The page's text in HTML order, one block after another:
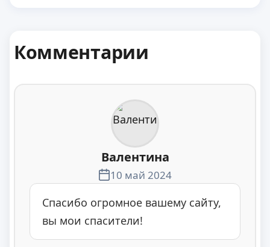
Комментарии
Валентина
10 май 2024
Спасибо огромное вашему сайту,
вы мои спасители!